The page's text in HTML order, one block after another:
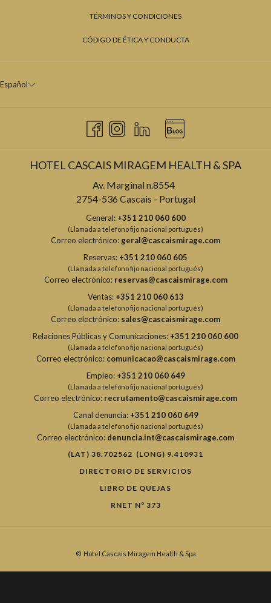
TÉRMINOS Y CONDICIONES
CÓDIGO DE ÉTICA Y CONDUCTA
Español
HOTEL CASCAIS MIRAGEM HEALTH & SPA
Av. Marginal n.8554
2754-536 Cascais - Portugal
General: +351 210 060 600
(Llamada a telefono fijo nacional portugués)
Correo electrónico:geral@cascaismirage.com
Reservas: +351 210 060 605
(Llamada a telefono fijo nacional portugués)
Correo electrónico: reservas@cascaismirage.com
Ventas: +351 210 060 613
(Llamada a telefono fijo nacional portugués)
Correo electrónico: sales@cascaismirage.com
Relaciones Públicas y Comunicaciones: +351 210 060 600
(Llamada a telefono fijo nacional portugués)
Correo electrónico: comunicacao@cascaismirage.com
Empleo: +351 210 060 649
(Llamada a telefono fijo nacional portugués)
Correo electrónico: recrutamento@cascaismirage.com
Canal denuncia: +351 210 060 649
(Llamada a telefono fijo nacional portugués)
Correo electrónico: denuncia.int@cascaismirage.com
(LAT) 38.702562 (LONG) 9.410931
DIRECTORIO DE SERVICIOS
LIBRO DE QUEJAS
RNET Nº 373
© Hotel Cascais Miragem Health & Spa